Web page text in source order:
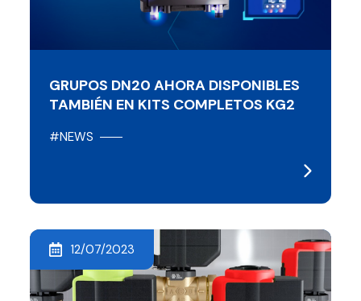
GRUPOS DN20 AHORA DISPONIBLES
TAMBIÉN EN KITS COMPLETOS KG2
#NEWS
12/07/2023